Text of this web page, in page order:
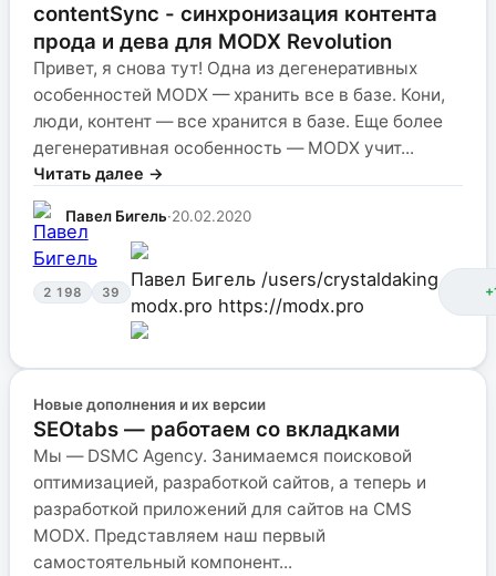
contentSync - синхронизация контента
прода и дева для MODX Revolution
Привет, я снова тут! Одна из дегенеративных
особенностей MODX — хранить все в базе. Кони,
люди, контент — все хранится в базе. Еще более
дегенеративная особенность — MODX учит...
Читать далее →
Павел Бигель·20.02.2020
2 198 39
Павел Бигель /users/crystaldaking
modx.pro https://modx.pro
Новые дополнения и их версии
SEOtabs — работаем со вкладками
Мы — DSMC Agency. Занимаемся поисковой
оптимизацией, разработкой сайтов, а теперь и
разработкой приложений для сайтов на CMS
MODX. Представляем наш первый
самостоятельный компонент...